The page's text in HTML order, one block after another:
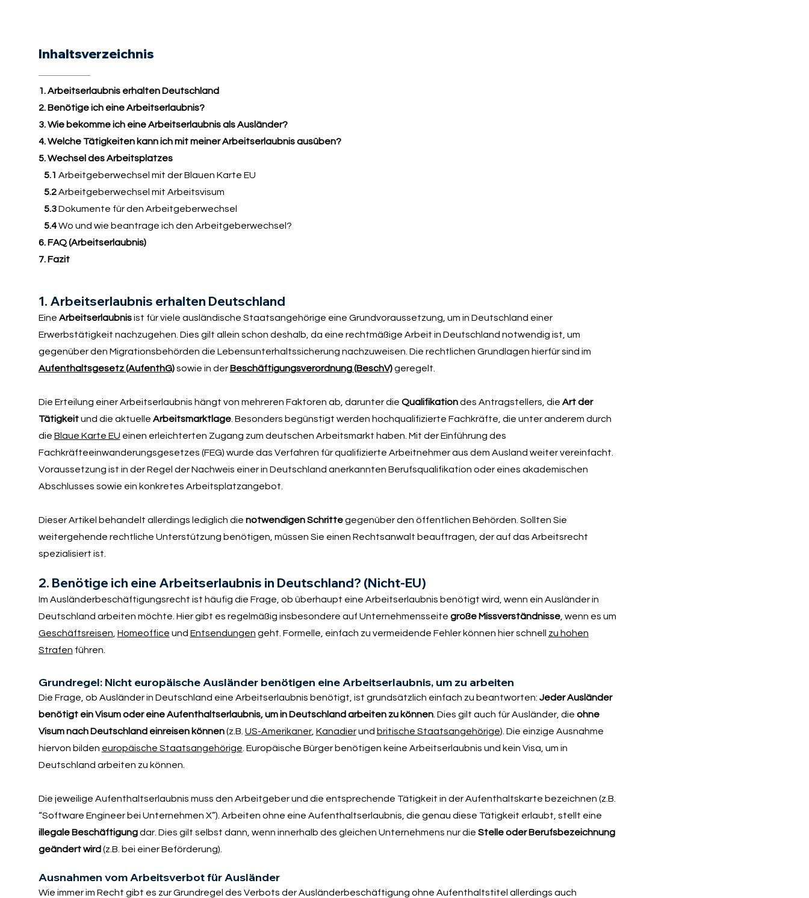
Inhaltsverzeichnis
1. Arbeitserlaubnis erhalten Deutschland
2. Benötige ich eine Arbeitserlaubnis?
3. Wie bekomme ich eine Arbeitserlaubnis als Ausländer?
4. Welche Tätigkeiten kann ich mit meiner Arbeitserlaubnis ausüben?
5. Wechsel des Arbeitsplatzes
5.1 Arbeitgeberwechsel mit der Blauen Karte EU
5.2Arbeitgeberwechsel mit Arbeitsvisum
5.3Dokumente für den Arbeitgeberwechsel
5.4Wo und wie beantrage ich den Arbeitgeberwechsel?
6. FAQ (Arbeitserlaubnis)
7. Fazit
1. Arbeitserlaubnis erhalten Deutschland
Eine Arbeitserlaubnisist für viele ausländische Staatsangehörige eine Grundvoraussetzung, um in Deutschland einer
Erwerbstätigkeit nachzugehen. Dies gilt allein schon deshalb, da eine rechtmäßige Arbeit in Deutschland notwendig ist, um
gegenüber den Migrationsbehörden die Lebensunterhaltssicherung nachzuweisen. Die rechtlichen Grundlagen hierfür sind im
Aufenthaltsgesetz (AufenthG)sowie in der Beschäftigungsverordnung (BeschV)geregelt.
Die Erteilung einer Arbeitserlaubnis hängt von mehreren Faktoren ab, darunter die Qualifikationdes Antragstellers, die Art der
Tätigkeitund die aktuelle Arbeitsmarktlage. Besonders begünstigt werden hochqualifizierte Fachkräfte, die unter anderem durch
die Blaue Karte EU einen erleichterten Zugang zum deutschen Arbeitsmarkt haben. Mit der Einführung des
Fachkräfteeinwanderungsgesetzes (FEG) wurde das Verfahren für qualifizierte Arbeitnehmer aus dem Ausland weiter vereinfacht.
Voraussetzung ist in der Regel der Nachweis einer in Deutschland anerkannten Berufsqualifikation oder eines akademischen
Abschlusses sowie ein konkretes Arbeitsplatzangebot.
Dieser Artikel behandelt allerdings lediglich die notwendigen Schrittegegenüber den öffentlichen Behörden. Sollten Sie
weitergehende rechtliche Unterstützung benötigen, müssen Sie einen Rechtsanwalt beauftragen, der auf das Arbeitsrecht
spezialisiert ist.
2. Benötige ich eine Arbeitserlaubnis in Deutschland? (Nicht-EU)
Im Ausländerbeschäftigungsrecht ist häufig die Frage, ob überhaupt eine Arbeitserlaubnis benötigt wird, wenn ein Ausländer in
Deutschland arbeiten möchte. Hier gibt es regelmäßig insbesondere auf Unternehmensseite große Missverständnisse, wenn es um
Geschäftsreisen Homeoffice und Entsendungen geht. Formelle, einfach zu vermeidende Fehler können hier schnell zu hohen
Strafen führen.
Grundregel: Nicht europäische Ausländer benötigen eine Arbeitserlaubnis, um zu arbeiten
Die Frage, ob Ausländer in Deutschland eine Arbeitserlaubnis benötigt, ist grundsätzlich einfach zu beantworten: Jeder Ausländer
benötigt ein Visum oder eine Aufenthaltserlaubnis, um in Deutschland arbeiten zu können. Dies gilt auch für Ausländer, die ohne
Visum nach Deutschland einreisen können(z.B. US-Amerikaner, Kanadierund britische Staatsangehörige). Die einzige Ausnahme
hiervon bilden europäische Staatsangehörige . Europäische Bürger benötigen keine Arbeitserlaubnis und kein Visa, um in
Deutschland arbeiten zu können.
Die jeweilige Aufenthaltserlaubnis muss den Arbeitgeber und die entsprechende Tätigkeit in der Aufenthaltskarte bezeichnen (z.B.
“Software Engineer bei Unternehmen X”). Arbeiten ohne eine Aufenthaltserlaubnis, die genau diese Tätigkeit erlaubt, stellt eine
illegale Beschäftigungdar. Dies gilt selbst dann, wenn innerhalb des gleichen Unternehmens nur die Stelle oder Berufsbezeichnung
geändert wird (z.B. bei einer Beförderung).
Ausnahmen vom Arbeitsverbot für Ausländer
Wie immer im Recht gibt es zur Grundregel des Verbots der Ausländerbeschäftigung ohne Aufenthaltstitel allerdings auch